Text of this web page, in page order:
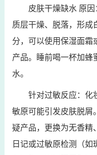
皮肤干燥缺水 原
质层干燥、脱落，形成
分，可以使用保湿面霜
产品。睡前喝一杯加蜂
水。
针对过敏反应：化
敏原可能引发皮肤脱屑
疑产品，更换为无香精
日记或过敏原检测（